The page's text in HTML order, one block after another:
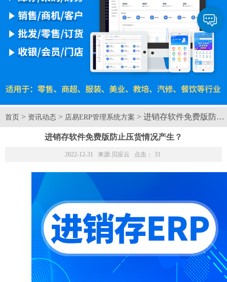
首页 > 资讯动态 > 店易ERP管理系统方案 > 进销存软件免费版防
进销存软件免费版防止压货情况产生？
2022-12-31 来源: 贝应云 点击： 31